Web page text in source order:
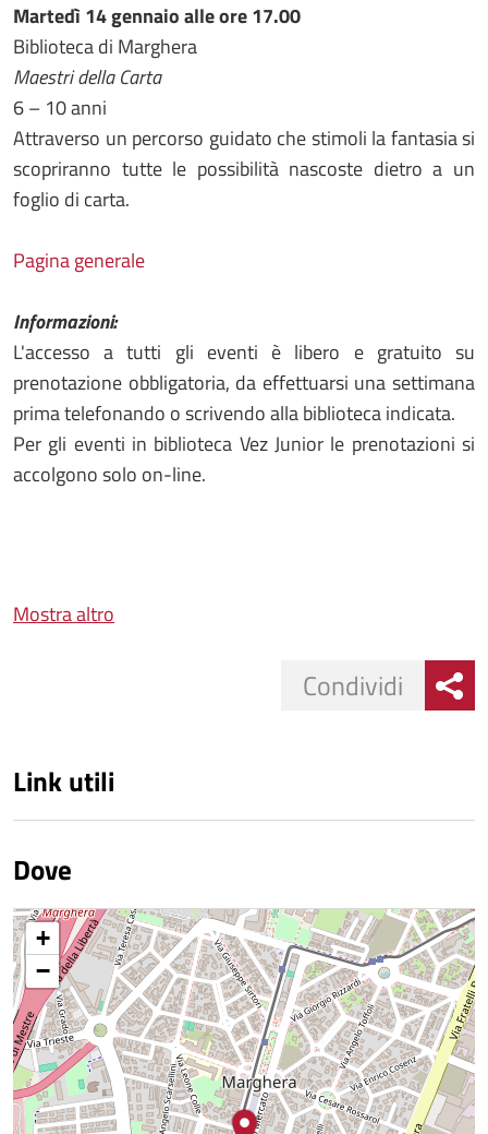
Martedì 14gennaioalle ore 17.00
Biblioteca di Marghera
Maestri della Carta
6 – 10 anni
Attraverso un percorso guidato che stimoli la fantasia si
scopriranno tutte le possibilità nascoste dietro a un
foglio di carta.
Pagina generale
Informazioni:
L'accesso a tutti gli eventi è libero e gratuito su
prenotazione obbligatoria, da effettuarsi una settimana
prima telefonando o scrivendo alla biblioteca indicata.
Per gli eventi in biblioteca Vez Junior le prenotazioni si
accolgono solo on-line.
Mostra altro
Condividi
Link utili
Dove
+
−